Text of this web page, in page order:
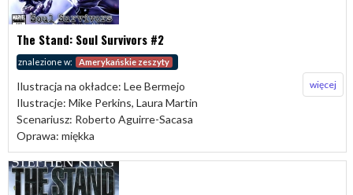
The Stand: Soul Survivors #2
znalezione w: Amerykańskie zeszyty
Ilustracja na okładce: Lee Bermejo
Ilustracje: Mike Perkins, Laura Martin
Scenariusz: Roberto Aguirre-Sacasa
Oprawa: miękka
więcej